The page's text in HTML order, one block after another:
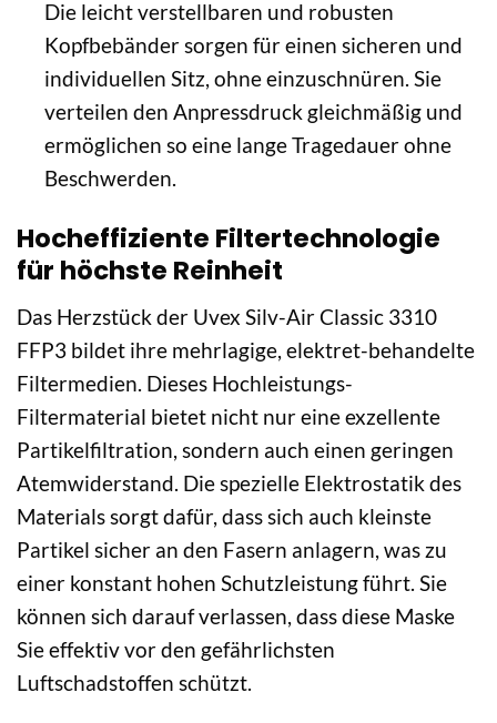
Die leicht verstellbaren und robusten
Kopfbebänder sorgen für einen sicheren und
individuellen Sitz, ohne einzuschnüren. Sie
verteilen den Anpressdruck gleichmäßig und
ermöglichen so eine lange Tragedauer ohne
Beschwerden.
Hocheffiziente Filtertechnologie
für höchste Reinheit
Das Herzstück der Uvex Silv-Air Classic 3310
FFP3 bildet ihre mehrlagige, elektret-behandelte
Filtermedien. Dieses Hochleistungs-
Filtermaterial bietet nicht nur eine exzellente
Partikelfiltration, sondern auch einen geringen
Atemwiderstand. Die spezielle Elektrostatik des
Materials sorgt dafür, dass sich auch kleinste
Partikel sicher an den Fasern anlagern, was zu
einer konstant hohen Schutzleistung führt. Sie
können sich darauf verlassen, dass diese Maske
Sie effektiv vor den gefährlichsten
Luftschadstoffen schützt.